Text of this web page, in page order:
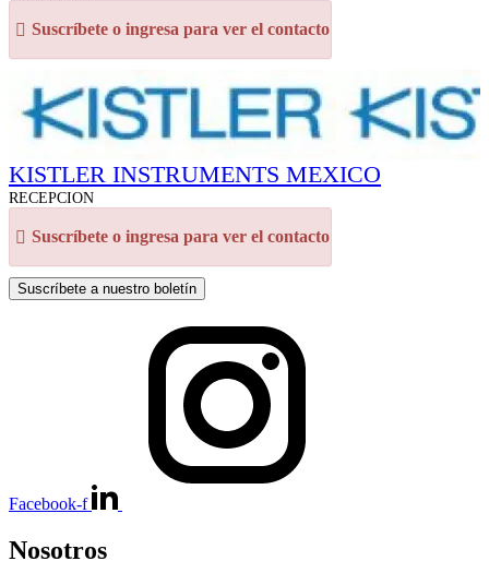
Suscríbete o ingresa para ver el contacto
KISTLER INSTRUMENTS MEXICO
RECEPCION
Suscríbete o ingresa para ver el contacto
Suscríbete a nuestro boletín
Facebook-f
Nosotros